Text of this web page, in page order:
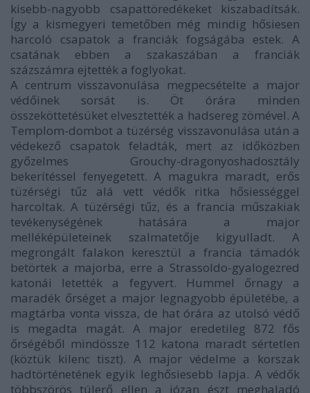
kisebb-nagyobb csapattöredékeket kiszabadítsák.
Így a kismegyeri temetőben még mindig hősiesen
harcoló csapatok a franciák fogságába estek. A
csatának ebben a szakaszában a franciák
százszámra ejtették a foglyokat.
A centrum visszavonulása megpecsételte a major
védőinek sorsát is. Öt órára minden
összeköttetésüket elvesztették a hadsereg zömével. A
Templom-dombot a tüzérség visszavonulása után a
védekező csapatok feladták, mert az időközben
győzelmes Grouchy-dragonyoshadosztály
bekerítéssel fenyegetett. A magukra maradt, erős
tüzérségi tűz alá vett védők ritka hősiességgel
harcoltak. A tüzérségi tűz, és a francia műszakiak
tevékenységének hatására a major
melléképületeinek szalmatetője kigyulladt. A
megrongált falakon keresztül a francia támadók
betörtek a majorba, erre a Strassoldo-gyalogezred
katonái letették a fegyvert. Hummel őrnagy a
maradék őrséget a major legnagyobb épületébe, a
magtárba vonta vissza, de hat órára az utolsó védő
is megadta magát. A major eredetileg 872 fős
őrségéből mindössze 112 katona maradt sértetlen
(köztük kilenc tiszt). A major védelme a korszak
hadtörténetének egyik leghősiesebb lapja. A védők
többszörös túlerő ellen a józan észt meghaladó